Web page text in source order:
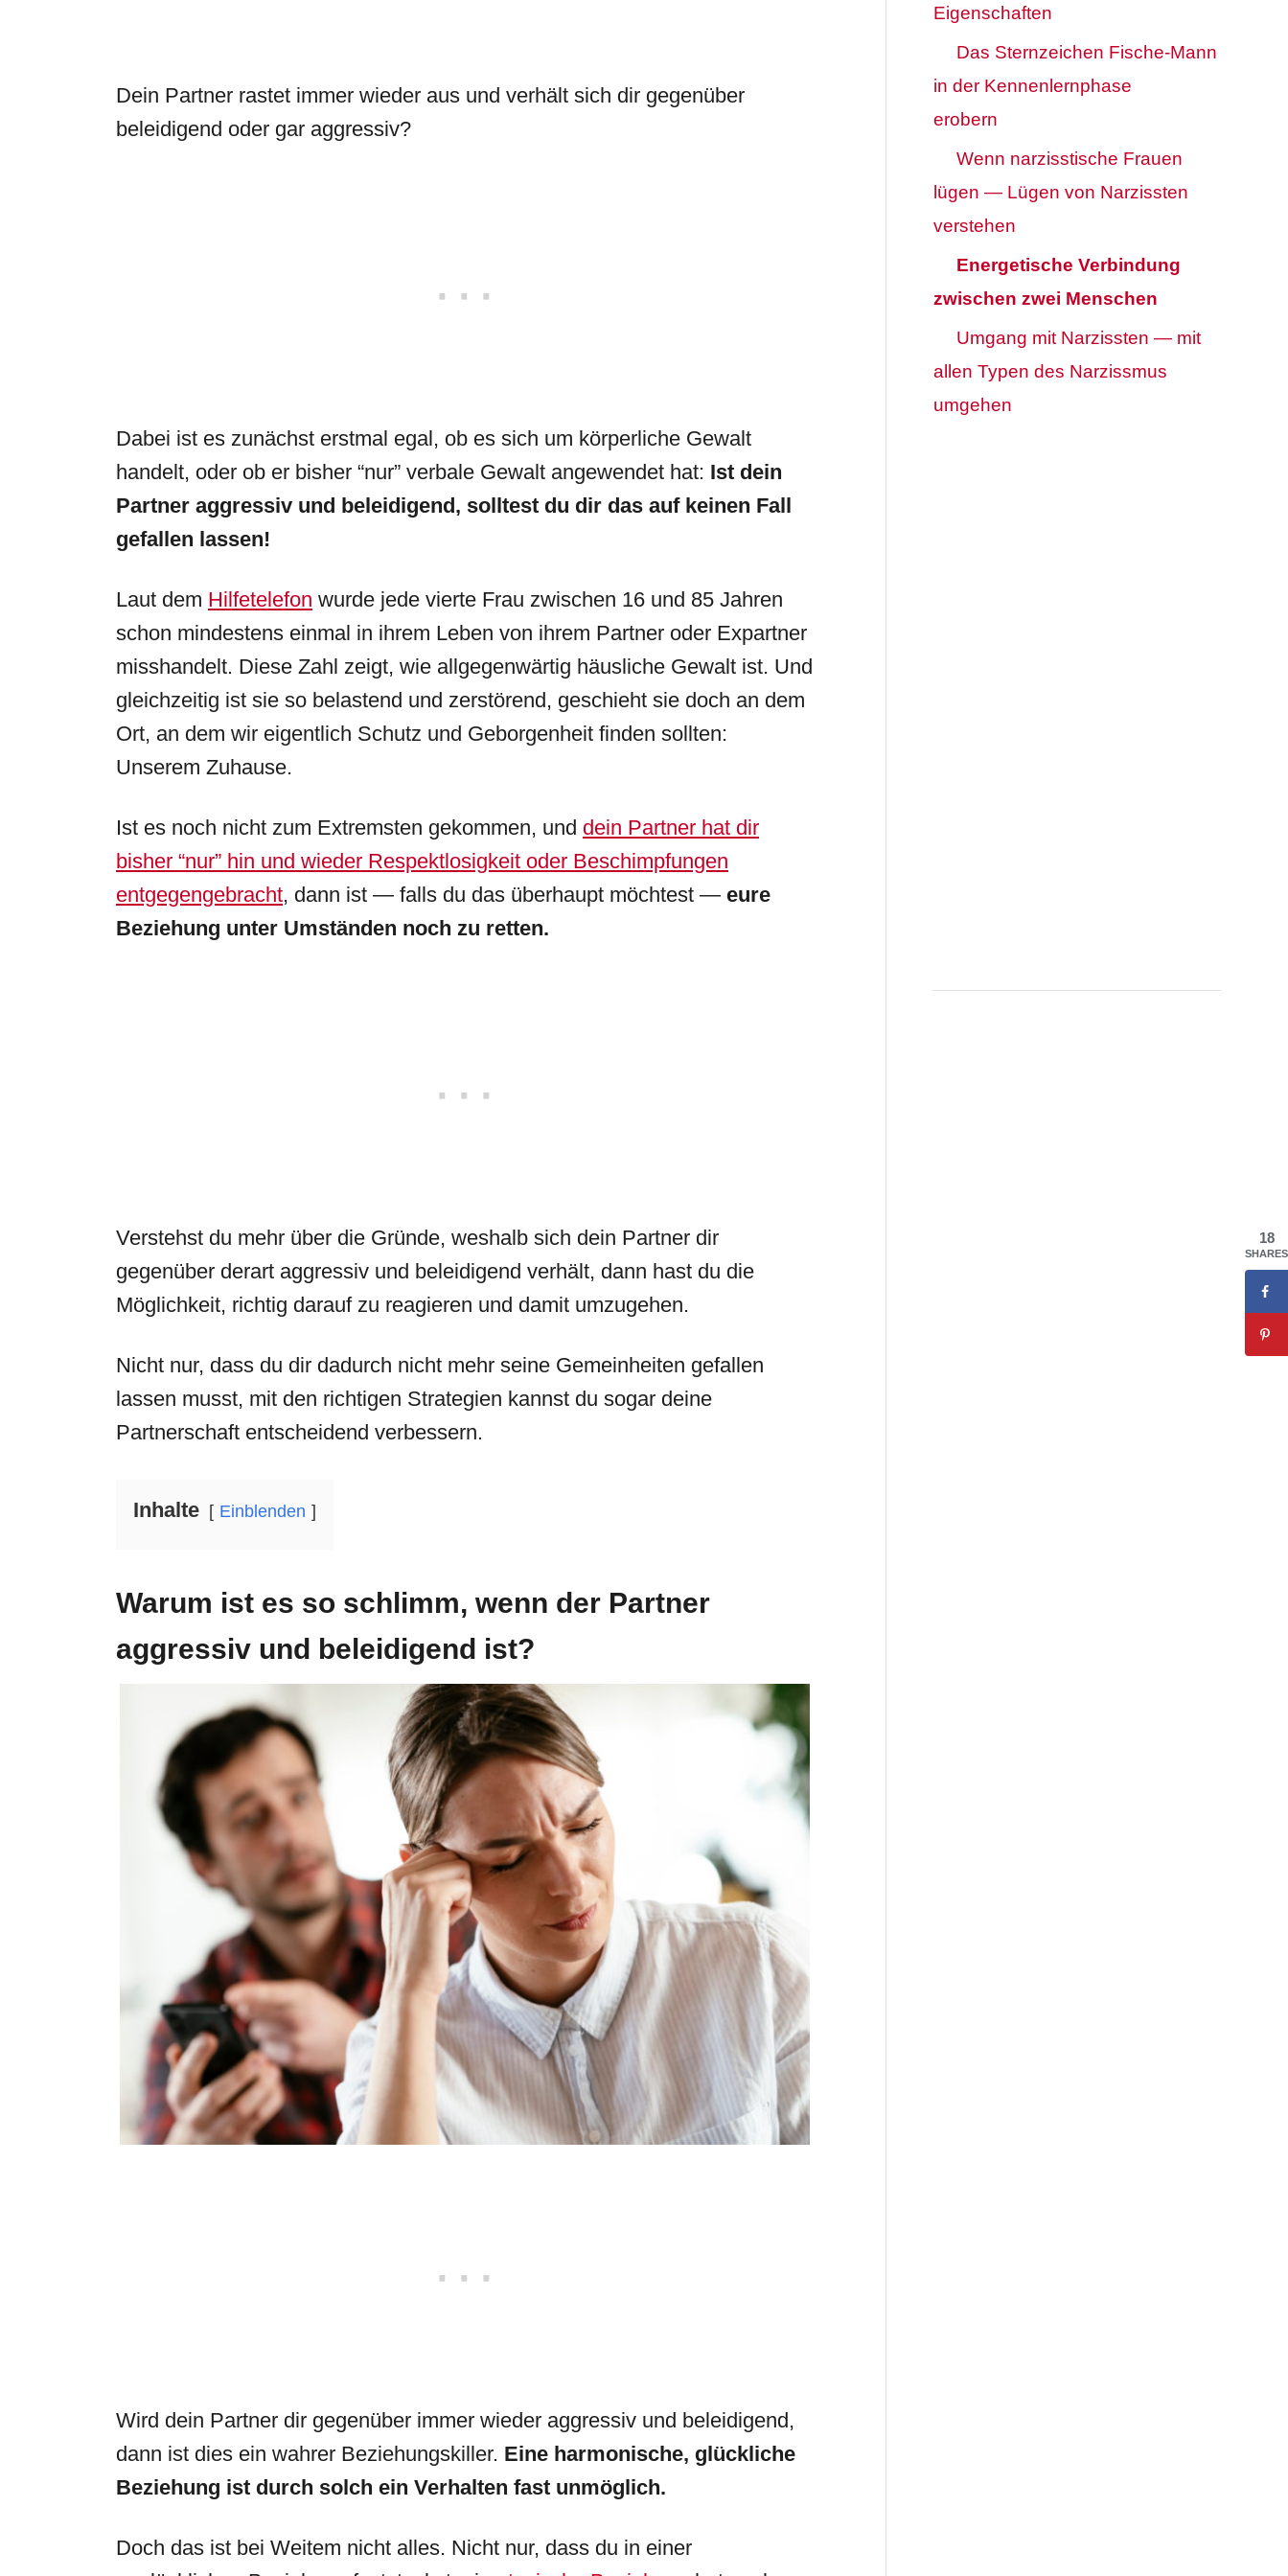
Dein Partner rastet immer wieder aus und verhält sich dir gegenüber
beleidigend oder gar aggressiv?
Dabei ist es zunächst erstmal egal, ob es sich um körperliche Gewalt
handelt, oder ob er bisher “nur” verbale Gewalt angewendet hat: Ist dein
Partner aggressiv und beleidigend, solltest du dir das auf keinen Fall
gefallen lassen!
Laut dem Hilfetelefon wurde jede vierte Frau zwischen 16 und 85 Jahren
schon mindestens einmal in ihrem Leben von ihrem Partner oder Expartner
misshandelt. Diese Zahl zeigt, wie allgegenwärtig häusliche Gewalt ist. Und
gleichzeitig ist sie so belastend und zerstörend, geschieht sie doch an dem
Ort, an dem wir eigentlich Schutz und Geborgenheit finden sollten:
Unserem Zuhause.
Ist es noch nicht zum Extremsten gekommen, und dein Partner hat dir
bisher “nur” hin und wieder Respektlosigkeit oder Beschimpfungen
entgegengebracht, dann ist — falls du das überhaupt möchtest — eure
Beziehung unter Umständen noch zu retten.
Verstehst du mehr über die Gründe, weshalb sich dein Partner dir
gegenüber derart aggressiv und beleidigend verhält, dann hast du die
Möglichkeit, richtig darauf zu reagieren und damit umzugehen.
Nicht nur, dass du dir dadurch nicht mehr seine Gemeinheiten gefallen
lassen musst, mit den richtigen Strategien kannst du sogar deine
Partnerschaft entscheidend verbessern.
Inhalte Einblenden
Warum ist es so schlimm, wenn der Partner
aggressiv und beleidigend ist?
Wird dein Partner dir gegenüber immer wieder aggressiv und beleidigend,
dann ist dies ein wahrer Beziehungskiller. Eine harmonische, glückliche
Beziehung ist durch solch ein Verhalten fast unmöglich.
Doch das ist bei Weitem nicht alles. Nicht nur, dass du in einer
Eigenschaften
Das Sternzeichen Fische-Mann
in der Kennenlernphase
erobern
Wenn narzisstische Frauen
lügen — Lügen von Narzissten
verstehen
Energetische Verbindung
zwischen zwei Menschen
Umgang mit Narzissten — mit
allen Typen des Narzissmus
umgehen
18
SHARES